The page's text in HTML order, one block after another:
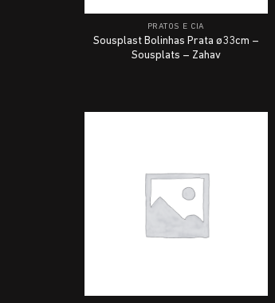
PRATOS E CIA
Sousplast Bolinhas Prata ø33cm –
Sousplats – Zahav